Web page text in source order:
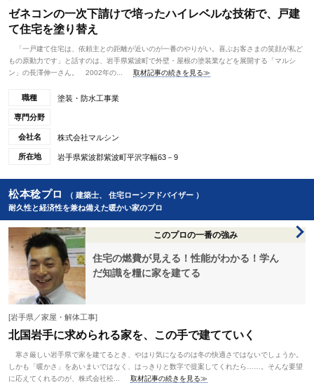
ゼネコンの一次下請けで培ったハイレベルな技術で、戸建
て住宅を塗り替え
「一戸建て住宅は、依頼主との距離が近いのが一番のやりがい。喜ぶお客さまの笑顔が私ど
もの原動力です」と話すのは、岩手県紫波町で外壁・屋根の塗装業などを展開する「マルシ
ン」の長澤伸一さん。 2002年の...
取材記事の続きを見る≫
職種 塗装・防水工事業
専門分野
会社名 株式会社マルシン
所在地 岩手県紫波郡紫波町平沢字幅63－9
松本稔プロ
（ 建築士、 住宅ローンアドバイザー ）
耐久性と経済性を兼ね備えた暖かい家のプロ
このプロの一番の強み
住宅の燃費が見える！性能がわかる！学ん
だ知識を糧に家を建てる
[岩手県／家屋・解体工事]
北国岩手に求められる家を、この手で建てていく
寒さ厳しい岩手県で家を建てるとき、やはり気になるのは冬の快適さではないでしょうか。
しかも「暖かさ」をあいまいではなく、はっきりと数字で提案してくれたら……。そんな要望
に応えてくれるのが、株式会社松...
取材記事の続きを見る≫